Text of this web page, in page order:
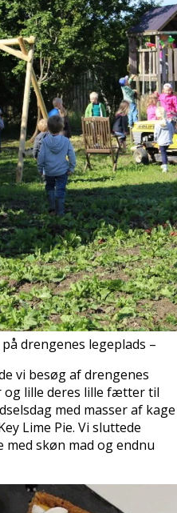
drengenes legeplads –
vi besøg af drengenes
lille deres lille fætter til
med masser af kage
Lime Pie. Vi sluttede
med skøn mad og endnu